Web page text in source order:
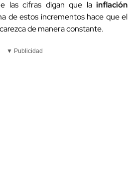
las cifras digan que la inflación
de estos incrementos hace que el
de manera constante.
▼ Publicidad